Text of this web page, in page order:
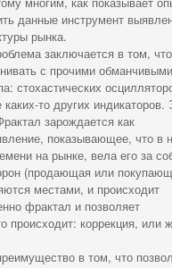
данные инструмент
рынка.
заключается в том,
с прочими обманчивыми
стохастических
то других индикаторов.
зарождается как
показывающее, что в
на рынке, вела его за
(продающая или
местами, и происходит
фрактал и позволяет
происходит: коррекция, или
в том, что